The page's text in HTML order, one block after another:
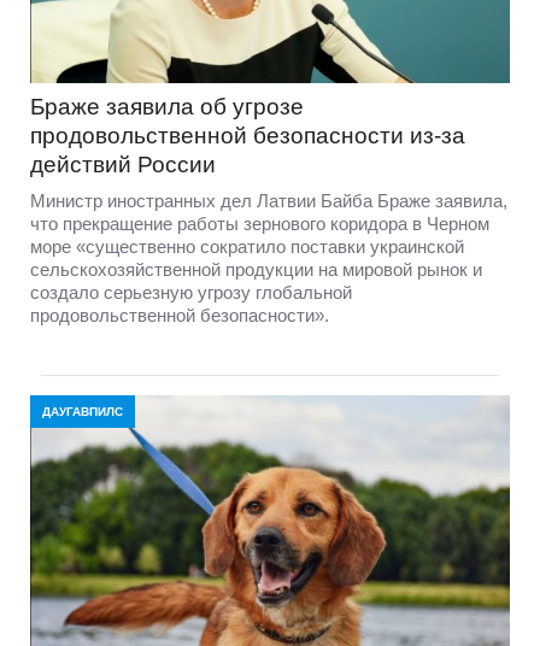
Браже заявила об угрозе
продовольственной безопасности из-за
действий России
Министр иностранных дел Латвии Байба Браже заявила,
что прекращение работы зернового коридора в Черном
море «существенно сократило поставки украинской
сельскохозяйственной продукции на мировой рынок и
создало серьезную угрозу глобальной
продовольственной безопасности».
ДАУГАВПИЛС